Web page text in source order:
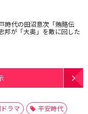
時代の田沼意次「賄賂伝
邦が「大奥」を敵に回した
ラマ
平安時代